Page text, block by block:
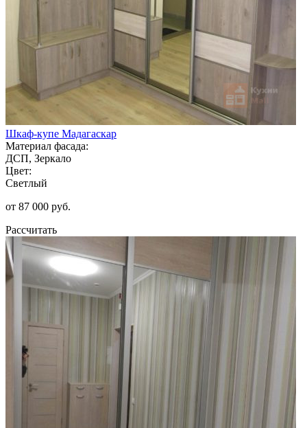
Шкаф-купе Мадагаскар
Материал фасада:
ДСП, Зеркало
Цвет:
Светлый
от 87 000 руб.
Рассчитать